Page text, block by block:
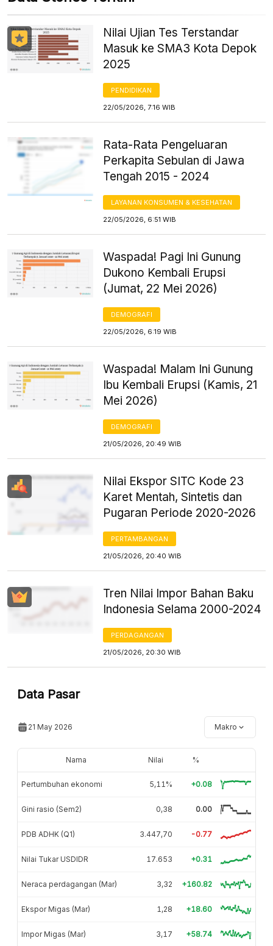
Nilai Ujian Tes Terstandar
Masuk ke SMA3 Kota Depok
2025
PENDIDIKAN
22/05/2026, 7:16 WIB
Rata-Rata Pengeluaran
Perkapita Sebulan di Jawa
Tengah 2015 - 2024
LAYANAN KONSUMEN & KESEHATAN
22/05/2026, 6:51 WIB
Waspada! Pagi Ini Gunung
Dukono Kembali Erupsi
(Jumat, 22 Mei 2026)
DEMOGRAFI
22/05/2026, 6:19 WIB
Waspada! Malam Ini Gunung
Ibu Kembali Erupsi (Kamis, 21
Mei 2026)
DEMOGRAFI
21/05/2026, 20:49 WIB
Nilai Ekspor SITC Kode 23
Karet Mentah, Sintetis dan
Pugaran Periode 2020-2026
PERTAMBANGAN
21/05/2026, 20:40 WIB
Tren Nilai Impor Bahan Baku
Indonesia Selama 2000-2024
PERDAGANGAN
21/05/2026, 20:30 WIB
Data Pasar
21 May 2026 Makro
Nama Nilai %
Pertumbuhan ekonomi 5,11% +0.08
Gini rasio (Sem2) 0,38 0.00
PDB ADHK (Q1) 3.447,70 -0.77
Nilai Tukar USDIDR 17.653 +0.31
Neraca perdagangan (Mar) 3,32 +160.82
Ekspor Migas (Mar) 1,28 +18.60
Impor Migas (Mar) 3,17 +58.74